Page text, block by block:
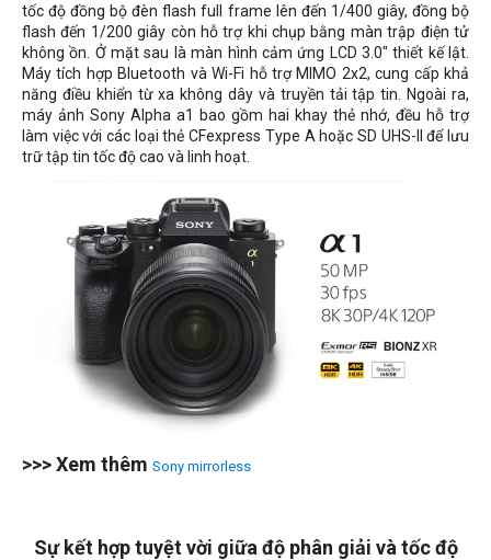
tốc độ đồng bộ đèn flash full frame lên đến 1/400 giây, đồng bộ
flash đến 1/200 giây còn hỗ trợ khi chụp bằng màn trập điện tử
không ồn. Ở mặt sau là màn hình cảm ứng LCD 3.0" thiết kế lật.
Máy tích hợp Bluetooth và Wi-Fi hỗ trợ MIMO 2x2, cung cấp khả
năng điều khiển từ xa không dây và truyền tải tập tin. Ngoài ra,
máy ảnh Sony Alpha a1 bao gồm hai khay thẻ nhớ, đều hỗ trợ
làm việc với các loại thẻ CFexpress Type A hoặc SD UHS-II để lưu
trữ tập tin tốc độ cao và linh hoạt.
>>> Xem thêm Sony mirrorless
Sự kết hợp tuyệt vời giữa độ phân giải và tốc độ